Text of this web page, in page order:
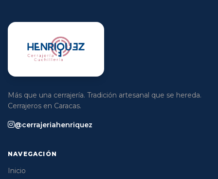
Más que una cerrajería. Tradición artesanal que se hereda.
Cerrajeros en Caracas.
@cerrajeriahenriquez
NAVEGACIÓN
Inicio